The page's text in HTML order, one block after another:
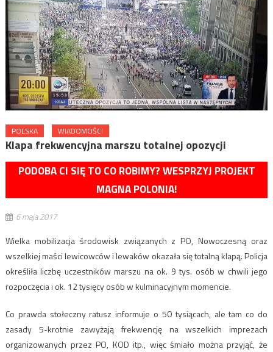
POLSKA WIADOMOŚCI
Klapa frekwencyjna marszu totalnej opozycji
PODOBA CI SIĘ TO CO ROBIMY? WESPRZYJ PROJEKT
MAGNA POLONIA!
6 maja 2017
Wielka mobilizacja środowisk związanych z PO, Nowoczesną oraz
wszelkiej maści lewicowców i lewaków okazała się totalną klapą. Policja
określiła liczbę uczestników marszu na ok. 9 tys. osób w chwili jego
rozpoczęcia i ok. 12 tysięcy osób w kulminacyjnym momencie.
Co prawda stołeczny ratusz informuje o 50 tysiącach, ale tam co do
zasady 5-krotnie zawyżają frekwencję na wszelkich imprezach
organizowanych przez PO, KOD itp., więc śmiało można przyjąć, że